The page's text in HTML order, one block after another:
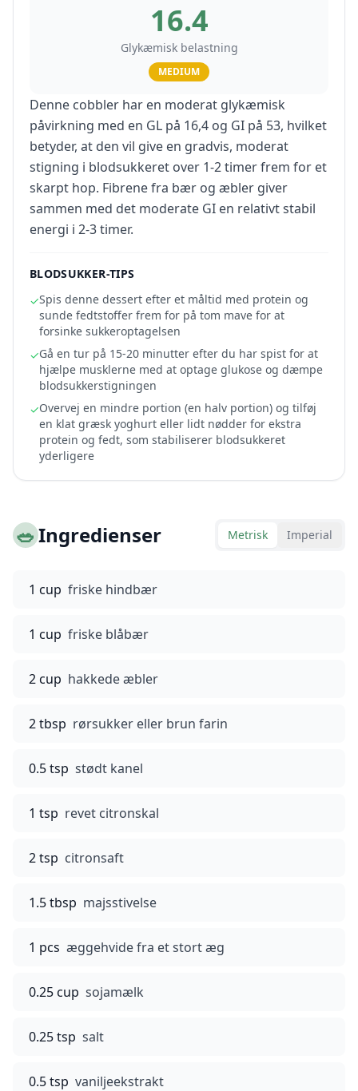
16.4
Glykæmisk belastning
MEDIUM
Denne cobbler har en moderat glykæmisk
påvirkning med en GL på 16,4 og GI på 53, hvilket
betyder, at den vil give en gradvis, moderat
stigning i blodsukkeret over 1-2 timer frem for et
skarpt hop. Fibrene fra bær og æbler giver
sammen med det moderate GI en relativt stabil
energi i 2-3 timer.
BLODSUKKER-TIPS
✓Spis denne dessert efter et måltid med protein og
sunde fedtstoffer frem for på tom mave for at
forsinke sukkeroptagelsen
✓Gå en tur på 15-20 minutter efter du har spist for at
hjælpe musklerne med at optage glukose og dæmpe
blodsukkerstigningen
✓Overvej en mindre portion (en halv portion) og tilføj
en klat græsk yoghurt eller lidt nødder for ekstra
protein og fedt, som stabiliserer blodsukkeret
yderligere
🥗Ingredienser Metrisk Imperial
1 cup friske hindbær
1 cup friske blåbær
2 cup hakkede æbler
2 tbsp rørsukker eller brun farin
0.5 tsp stødt kanel
1 tsp revet citronskal
2 tsp citronsaft
1.5 tbsp majsstivelse
1 pcs æggehvide fra et stort æg
0.25 cup sojamælk
0.25 tsp salt
0.5 tsp vaniljeekstrakt